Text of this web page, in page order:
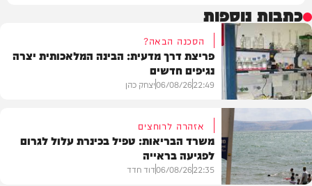
כתבות נוספות
בריאות
הסכנה הבאה?
פריצת דרך מדעית: הבינה המלאכותית יצרה
נגיפים חדשים
22:49
06/08/26יצחק כהן
אזהרה לרוחצים
משרד הבריאות: טפיל בכינרת עלול לגרום
לפגיעה בראייה
22:35
06/08/26דוד חדד